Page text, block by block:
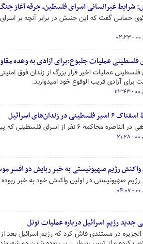
شرایط غیرانسانی اسرای فلسطین، جرقه آغاز
حماس گفت که این جنبش در برابر آنچه بر
فلسطینی عملیات جلبوع:برای آزادی به وعده
فلسطینی عملیات اخیر فرار بزرگ از زندان فوق
برای آزادی قریب الوقوع خود امیدوارند.
فلسطینی در زندان‌های اسرائیل
۶ نفر از اسرای فلسطینی که پیش‌تر موفق به فرار از زندان جلبوع شده بودند را آغاز کرد.
واکنش رژیم صهیونیستی به خبر ربایش دو افسر
صهیونیستی در اولین واکنش خود به خبر
جدید رژیم اسرائیل درباره عملیات تونل
در مستندی فاش کرد که رژیم اسرائیل بعد